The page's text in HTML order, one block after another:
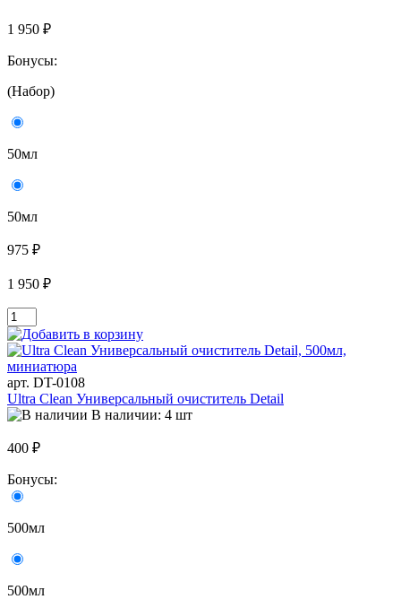
1 950 ₽
Бонусы:
(Набор)
50мл
50мл
975 ₽
1 950 ₽
арт. DT-0108
Ultra Clean Универсальный очиститель Detail
В наличии: 4 шт
400 ₽
Бонусы:
500мл
500мл